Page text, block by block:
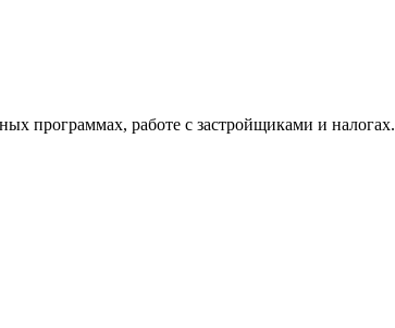
программах, работе с застройщиками и налогах.